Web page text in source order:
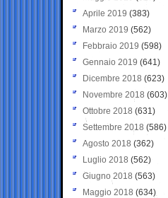
Aprile 2019 (383)
Marzo 2019 (562)
Febbraio 2019 (598)
Gennaio 2019 (641)
Dicembre 2018 (623)
Novembre 2018 (603)
Ottobre 2018 (631)
Settembre 2018 (586)
Agosto 2018 (362)
Luglio 2018 (562)
Giugno 2018 (563)
Maggio 2018 (634)